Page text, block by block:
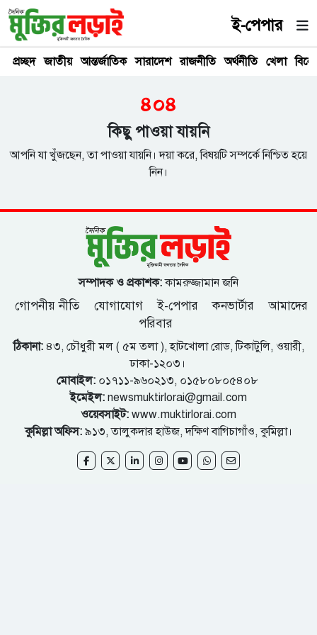
ই-পেপার
প্রচ্ছদ জাতীয় আন্তর্জাতিক সারাদেশ রাজনীতি অর্থনীতি খেলা
৪০৪
কিছু পাওয়া যায়নি
আপনি যা খুঁজছেন, তা পাওয়া যায়নি। দয়া করে, বিষয়টি সম্পর্কে নিশ্চিত হয়ে
নিন।
সম্পাদক ও প্রকাশক:কামরুজ্জামান জনি
গোপনীয় নীতি যোগাযোগ ই-পেপার কনভার্টার
আমাদের
পরিবার
ঠিকানা:৪৩, চৌধুরী মল ( ৫ম তলা ), হাটখোলা রোড, টিকাটুলি, ওয়ারী,
ঢাকা-১২০৩।
মোবাইল:০১৭১১-৯৬০২১৩, ০১৫৮০৮০৫৪০৮
ইমেইল: newsmuktirlorai@gmail.com
ওয়েবসাইট: www.muktirlorai.com
কুমিল্লা অফিস: ৯১৩, তালুকদার হাউজ, দক্ষিণ বাগিচাগাঁও, কুমিল্লা।